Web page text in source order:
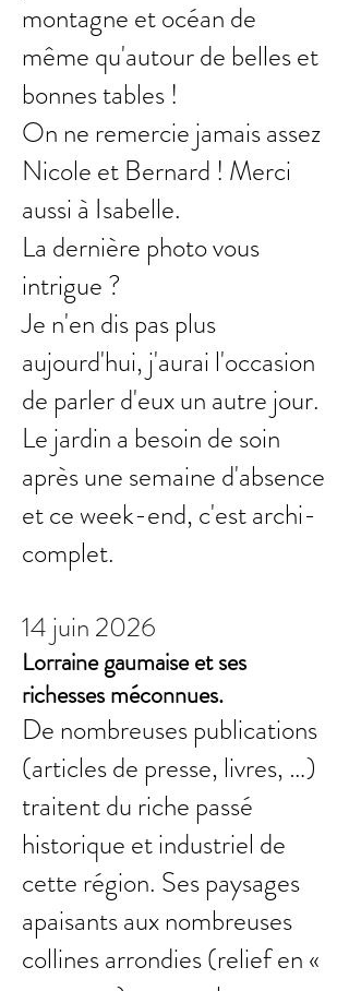
montagne et océan de
même qu'autour de belles et
bonnes tables !
On ne remercie jamais assez
Nicole et Bernard ! Merci
aussi à Isabelle.
La dernière photo vous
intrigue ?
Je n'en dis pas plus
aujourd'hui, j'aurai l'occasion
de parler d'eux un autre jour.
Le jardin a besoin de soin
après une semaine d'absence
et ce week-end, c'est archi-
complet.
14 juin 2026
Lorraine gaumaise et ses
richesses méconnues.
De nombreuses publications
(articles de presse, livres, …)
traitent du riche passé
historique et industriel de
cette région. Ses paysages
apaisants aux nombreuses
collines arrondies (relief en «